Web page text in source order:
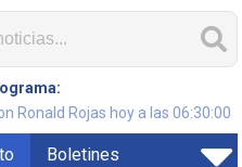
Ronald Rojas hoy a las 06:30:00
Boletines